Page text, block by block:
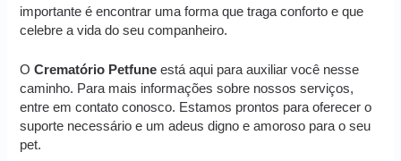
importante é encontrar uma forma que traga conforto e que
celebre a vida do seu companheiro.
OCrematório Petfune está aqui para auxiliar você nesse
caminho. Para mais informações sobre nossos serviços,
entre em contato conosco. Estamos prontos para oferecer o
suporte necessário e um adeus digno e amoroso para o seu
pet.